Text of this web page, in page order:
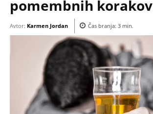
pomembnih korakov
Avtor: Karmen Jordan Čas branja: 3 min.